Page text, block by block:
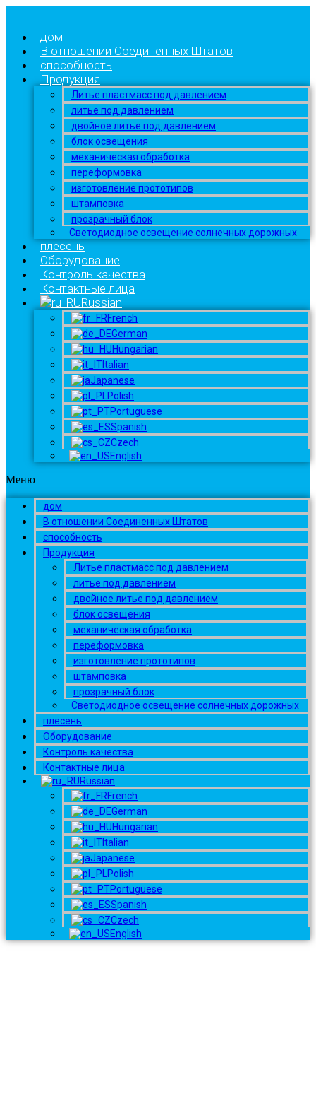
дом
В отношении Соединенных Штатов
способность
Продукция
Литье пластмасс под давлением
литье под давлением
двойное литье под давлением
блок освещения
механическая обработка
переформовка
изготовление прототипов
штамповка
прозрачный блок
Светодиодное освещение солнечных дорожных
плесень
Оборудование
Контроль качества
Контактные лица
Russian
French
German
Hungarian
Italian
Japanese
Polish
Portuguese
Spanish
Czech
English
Меню
дом
В отношении Соединенных Штатов
способность
Продукция
Литье пластмасс под давлением
литье под давлением
двойное литье под давлением
блок освещения
механическая обработка
переформовка
изготовление прототипов
штамповка
прозрачный блок
Светодиодное освещение солнечных дорожных
плесень
Оборудование
Контроль качества
Контактные лица
Russian
French
German
Hungarian
Italian
Japanese
Polish
Portuguese
Spanish
Czech
English